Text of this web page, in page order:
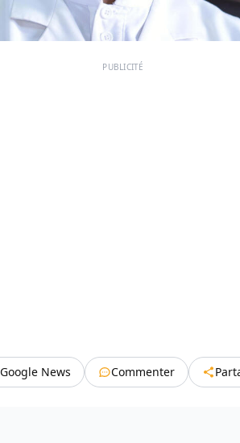
PUBLICITÉ
Google News Commenter